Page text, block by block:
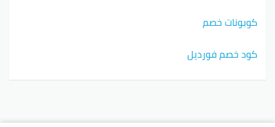
كوبونات خصم
كود خصم فورديل